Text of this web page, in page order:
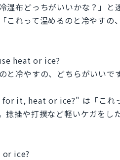
湿布どっちがいいかな？」と
これって温めるのと冷やす
heat or ice?
と冷やすの、どちらがいいで
it, heat or ice?" は「これ
捻挫や打撲など軽いケガをし
ice?